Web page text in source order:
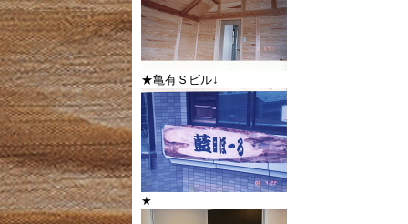
★亀有Ｓビル↓
★